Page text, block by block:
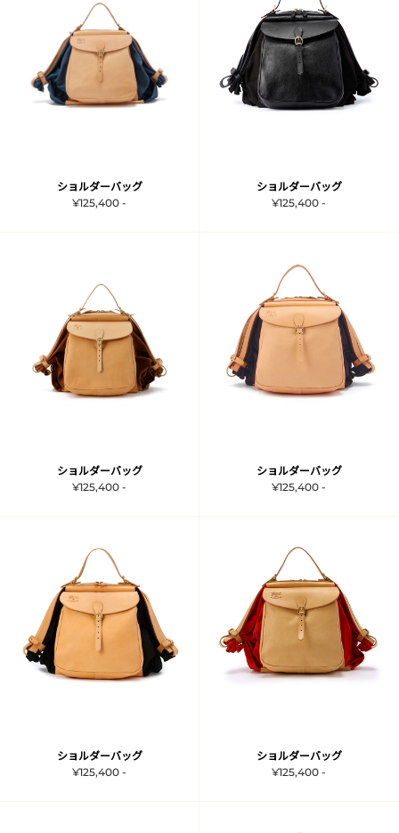
ショルダーバッグ
¥125,400 -
ショルダーバッグ
¥125,400 -
ショルダーバッグ
¥125,400 -
ショルダーバッグ
¥125,400 -
ショルダーバッグ
¥125,400 -
ショルダーバッグ
¥125,400 -